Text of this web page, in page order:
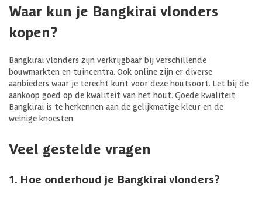
Waar kun je Bangkirai vlonders
kopen?
Bangkirai vlonders zijn verkrijgbaar bij verschillende
bouwmarkten en tuincentra. Ook online zijn er diverse
aanbieders waar je terecht kunt voor deze houtsoort. Let bij de
aankoop goed op de kwaliteit van het hout. Goede kwaliteit
Bangkirai is te herkennen aan de gelijkmatige kleur en de
weinige knoesten.
Veel gestelde vragen
1. Hoe onderhoud je Bangkirai vlonders?